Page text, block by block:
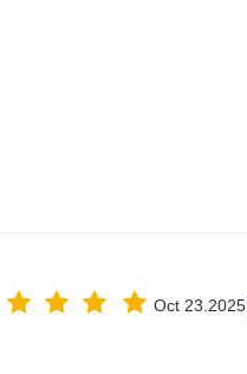
Oct 23.2025